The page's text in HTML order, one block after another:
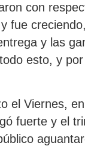
con
fue
y las
esto, y
el Viernes,
fuerte y el